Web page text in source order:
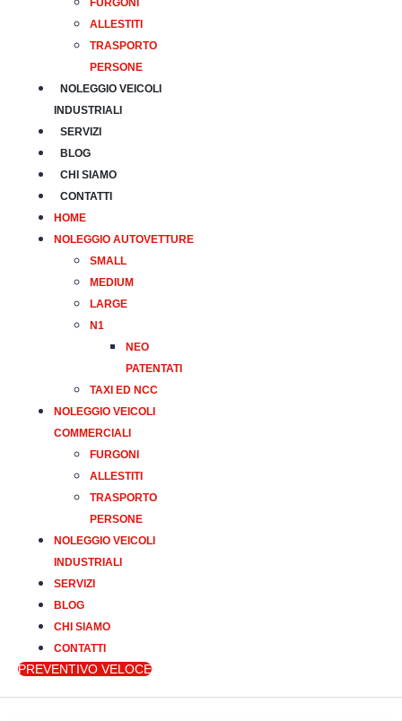
FURGONI
ALLESTITI
TRASPORTO
PERSONE
NOLEGGIO VEICOLI
INDUSTRIALI
SERVIZI
BLOG
CHI SIAMO
CONTATTI
HOME
NOLEGGIO AUTOVETTURE
SMALL
MEDIUM
LARGE
N1
NEO
PATENTATI
TAXI ED NCC
NOLEGGIO VEICOLI
COMMERCIALI
FURGONI
ALLESTITI
TRASPORTO
PERSONE
NOLEGGIO VEICOLI
INDUSTRIALI
SERVIZI
BLOG
CHI SIAMO
CONTATTI
PREVENTIVO VELOCE